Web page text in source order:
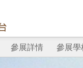
參展詳情 參展學